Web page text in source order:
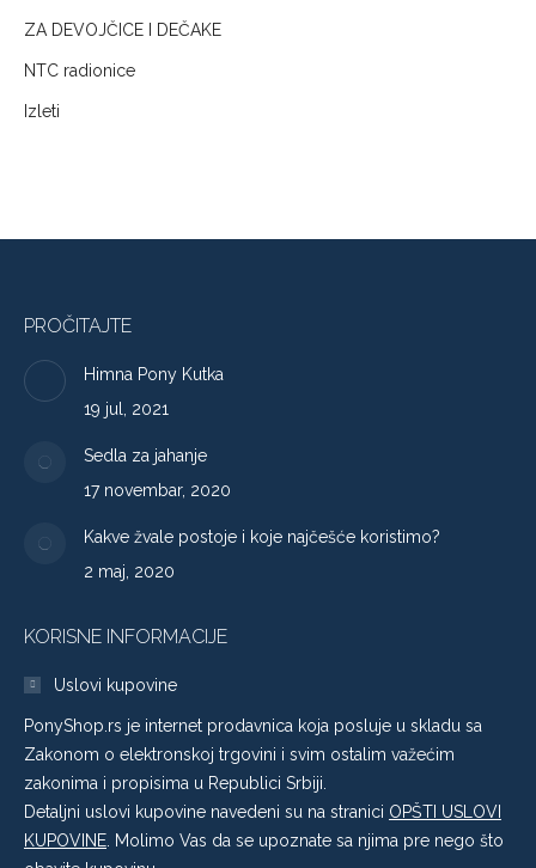
ZA DEVOJČICE I DEČAKE
NTC radionice
Izleti
PROČITAJTE
Himna Pony Kutka
19 jul, 2021
Sedla za jahanje
17 novembar, 2020
Kakve žvale postoje i koje najčešće koristimo?
2 maj, 2020
KORISNE INFORMACIJE
Uslovi kupovine
PonyShop.rs je internet prodavnica koja posluje u skladu sa
Zakonom o elektronskoj trgovini i svim ostalim važećim
zakonima i propisima u Republici Srbiji.
Detaljni uslovi kupovine navedeni su na stranici OPŠTI USLOVI
KUPOVINE . Molimo Vas da se upoznate sa njima pre nego što